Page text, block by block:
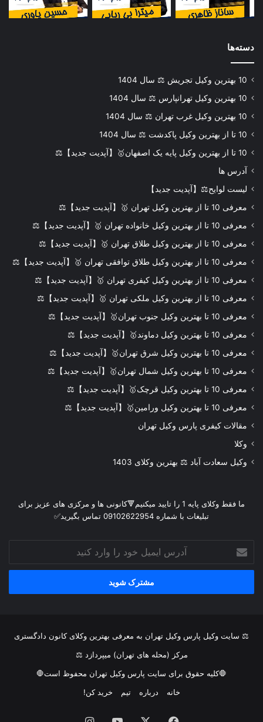
دسته‌ها
10 بهترین وکیل تجریش ⚖️ سال 1404
10 بهترین وکیل تهرانپارس ⚖️ سال 1404
10 بهترین وکیل غرب تهران ⚖️ سال 1404
10 تا از بهترین وکیل پاکدشت ⚖️ سال 1404
10 تا از بهترین وکیل پایه یک اصفهان🥇【آپدیت جدید】⚖️
آدرس ها
لیست لوایح⚖️【آپدیت جدید】
معرفی 10 تا از بهترین وکیل تهران 🥇【آپدیت جدید】⚖️
معرفی 10 تا از بهترین وکیل خانواده تهران 🥇【آپدیت جدید】⚖️
معرفی 10 تا از بهترین وکیل طلاق تهران 🥇【آپدیت جدید】⚖️
معرفی 10 تا از بهترین وکیل طلاق توافقی تهران 🥇【آپدیت جدید】⚖️
معرفی 10 تا از بهترین وکیل کیفری تهران 🥇【آپدیت جدید】⚖️
معرفی 10 تا از بهترین وکیل ملکی تهران 🥇【آپدیت جدید】⚖️
معرفی 10 تا بهترین وکیل جنوب تهران🥇【آپدیت جدید】⚖️
معرفی 10 تا بهترین وکیل دماوند🥇【آپدیت جدید】⚖️
معرفی 10 تا بهترین وکیل شرق تهران🥇【آپدیت جدید】⚖️
معرفی 10 تا بهترین وکیل شمال تهران🥇【آپدیت جدید】⚖️
معرفی 10 تا بهترین وکیل قرچک🥇【آپدیت جدید】⚖️
معرفی 10 تا بهترین وکیل ورامین🥇【آپدیت جدید】⚖️
مقالات کیفری پارس وکیل تهران
وکلا
وکیل سعادت آباد ⚖️ بهترین وکلای 1403
ما فقط وکلای پایه 1 را تایید میکنیم🔻کانونی ها و مرکزی های عزیز برای
تبلیغات با شماره 09102622954 تماس بگیرید✅
آدرس
ایمیل
خود
وارد
⚖ سایت وکیل پارس وکیل تهران به معرفی بهترین وکلای کانون دادگستری
مرکز (محله های تهران) میپردازد ⚖
🛑کلیه حقوق برای سایت پارس وکیل تهران محفوظ است🛑
خانه
درباره تیم خرید کن!